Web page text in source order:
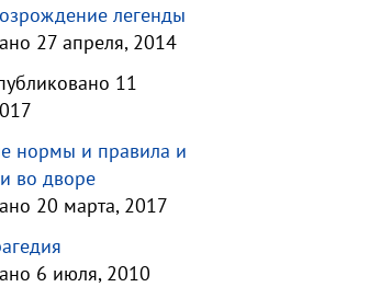
легенды
27 апреля, 2014
11
нормы и правила и
во дворе
20 марта, 2017
6 июля, 2010